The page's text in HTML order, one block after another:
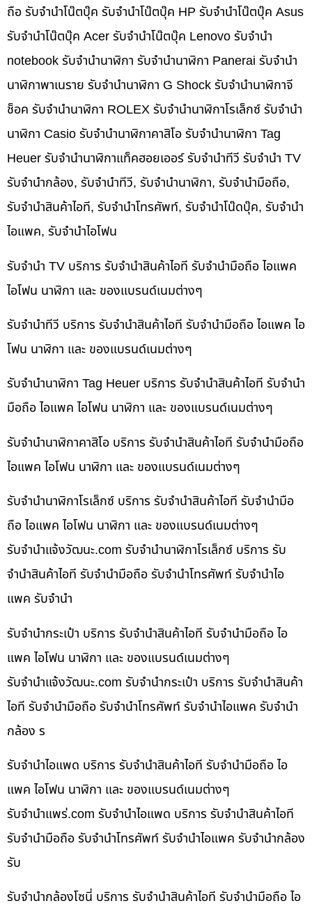
ถือ รับจำนำโน๊ตบุ๊ค รับจำนำโน๊ตบุ๊ค HP รับจำนำโน๊ตบุ๊ค Asus
รับจำนำโน๊ตบุ๊ค Acer รับจำนำโน๊ตบุ๊ค Lenovo รับจำนำ
notebook รับจำนำนาฬิกา รับจำนำนาฬิกา Panerai รับจำนำ
นาฬิกาพาเนราย รับจำนำนาฬิกา G Shock รับจำนำนาฬิกาจี
ช็อค รับจำนำนาฬิกา ROLEX รับจำนำนาฬิกาโรเล็กซ์ รับจำนำ
นาฬิกา Casio รับจำนำนาฬิกาคาสิโอ รับจำนำนาฬิกา Tag
Heuer รับจำนำนาฬิกาแท็คฮอยเออร์ รับจำนำทีวี รับจำนำ TV
รับจำนำกล้อง, รับจำนำทีวี, รับจำนำนาฬิกา, รับจำนำมือถือ,
รับจำนำสินค้าไอที, รับจำนำโทรศัพท์, รับจำนำโน๊ดบุ๊ค, รับจำนำ
ไอแพค, รับจำนำไอโฟน
รับจำนำ TV บริการ รับจำนำสินค้าไอที รับจำนำมือถือ ไอแพค
ไอโฟน นาฬิกา และ ของแบรนด์เนมต่างๆ
รับจำนำทีวี บริการ รับจำนำสินค้าไอที รับจำนำมือถือ ไอแพค ไอ
โฟน นาฬิกา และ ของแบรนด์เนมต่างๆ
รับจำนำนาฬิกา Tag Heuer บริการ รับจำนำสินค้าไอที รับจำนำ
มือถือ ไอแพค ไอโฟน นาฬิกา และ ของแบรนด์เนมต่างๆ
รับจำนำนาฬิกาคาสิโอ บริการ รับจำนำสินค้าไอที รับจำนำมือถือ
ไอแพค ไอโฟน นาฬิกา และ ของแบรนด์เนมต่างๆ
รับจำนำนาฬิกาโรเล็กซ์ บริการ รับจำนำสินค้าไอที รับจำนำมือ
ถือ ไอแพค ไอโฟน นาฬิกา และ ของแบรนด์เนมต่างๆ
รับจํานําแจ้งวัฒนะ.com รับจำนำนาฬิกาโรเล็กซ์ บริการ รับ
จำนำสินค้าไอที รับจำนำมือถือ รับจำนำโทรศัพท์ รับจำนำไอ
แพค รับจำนำ
รับจำนำกระเป๋า บริการ รับจำนำสินค้าไอที รับจำนำมือถือ ไอ
แพค ไอโฟน นาฬิกา และ ของแบรนด์เนมต่างๆ
รับจํานําแจ้งวัฒนะ.com รับจำนำกระเป๋า บริการ รับจำนำสินค้า
ไอที รับจำนำมือถือ รับจำนำโทรศัพท์ รับจำนำไอแพค รับจำนำ
กล้อง ร
รับจำนำไอแพด บริการ รับจำนำสินค้าไอที รับจำนำมือถือ ไอ
แพค ไอโฟน นาฬิกา และ ของแบรนด์เนมต่างๆ
รับจํานําแพร่.com รับจำนำไอแพด บริการ รับจำนำสินค้าไอที
รับจำนำมือถือ รับจำนำโทรศัพท์ รับจำนำไอแพค รับจำนำกล้อง
รับ
รับจำนำกล้องโซนี่ บริการ รับจำนำสินค้าไอที รับจำนำมือถือ ไอ